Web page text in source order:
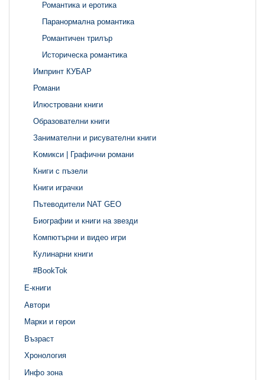
Романтика и еротика
Паранормална романтика
Романтичен трилър
Историческа романтика
Импринт КУБАР
Романи
Илюстровани книги
Образователни книги
Занимателни и рисувателни книги
Kомикси | Графични романи
Книги с пъзели
Книги играчки
Пътеводители NAT GEO
Биографии и книги на звезди
Компютърни и видео игри
Кулинарни книги
#BookTok
Е-книги
Автори
Марки и герои
Възраст
Хронология
Инфо зона